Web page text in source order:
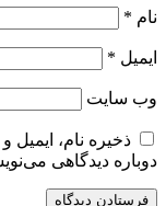
نام *
ایمیل *
وب‌ سایت
ذخیره نام،
دوباره دیدگاهی